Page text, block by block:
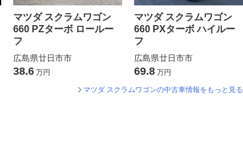
マツダ スクラムワゴン
660 PZターボ ロールー
フ
広島県廿日市市
38.6 万円
マツダ スクラムワゴン
660 PXターボ ハイルー
フ
広島県廿日市市
69.8 万円
マツダ スクラムワゴンの中古車情報をもっと見る